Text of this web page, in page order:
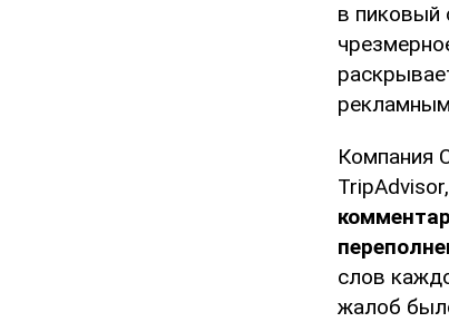
в пиковый
Компания
слов
жалоб